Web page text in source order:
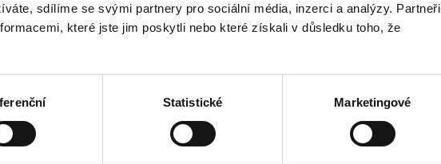
sdílíme se svými partnery pro sociální média, inzerci a analýzy. Partneři
které jste jim poskytli nebo které získali v důsledku toho, že
Statistické Marketingové